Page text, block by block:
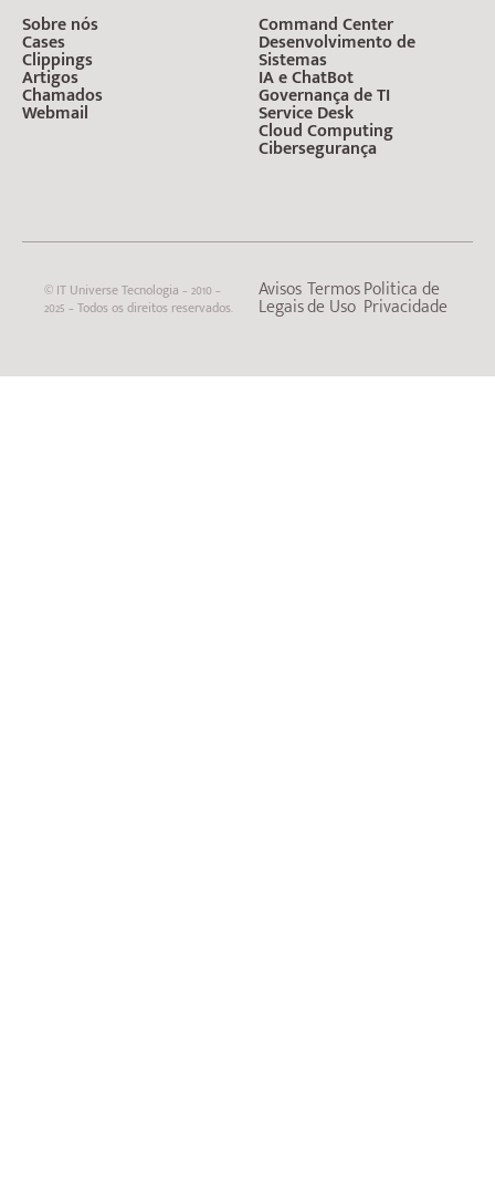
Sobre nós
Cases
Clippings
Artigos
Chamados
Webmail
Command Center
Desenvolvimento de
Sistemas
IA e ChatBot
Governança de TI
Service Desk
Cloud Computing
Cibersegurança
© IT Universe Tecnologia – 2010 –
2025 – Todos os direitos reservados.
Avisos
Legais
Termos
de Uso
Politica de
Privacidade